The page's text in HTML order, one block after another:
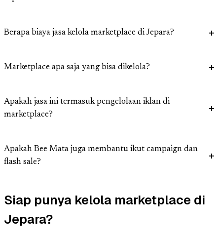
Berapa biaya jasa kelola marketplace di Jepara?
Marketplace apa saja yang bisa dikelola?
Apakah jasa ini termasuk pengelolaan iklan di
marketplace?
Apakah Bee Mata juga membantu ikut campaign dan
flash sale?
Siap punya kelola marketplace di
Jepara?